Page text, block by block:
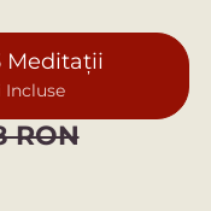
Meditații
Incluse
RON